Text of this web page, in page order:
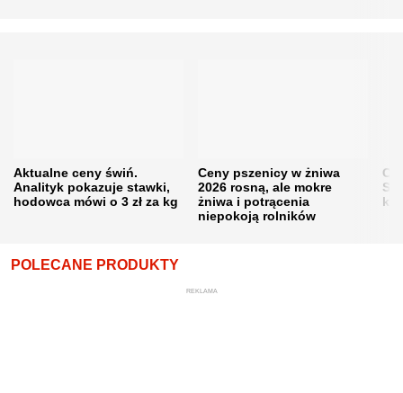
Aktualne ceny świń.
Analityk pokazuje stawki,
hodowca mówi o 3 zł za kg
Ceny pszenicy w żniwa
2026 rosną, ale mokre
żniwa i potrącenia
niepokoją rolników
POLECANE PRODUKTY
REKLAMA